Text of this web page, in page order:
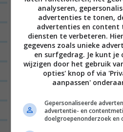
Heb je nog mooie
‘zelfgemaakt’?Let us know,
Wist je dat het voornemen
een tosti eten uit Leo’s
Haar derde boek heet TOFFE
de winkels. Het kost €14,95
boekhandel, Bruna of via
Bestel hier haareersteof
analyseren,
advertenties te tonen,
advertenties en content
diensten te verbeteren.
gegevens zoals unieke
en surfgedrag. Je kunt je
wijzigen door het gebruik
opties' knop of via
aanpassen'
Gepersonaliseerde
advertentie- en
doelgroepenonderzoek en